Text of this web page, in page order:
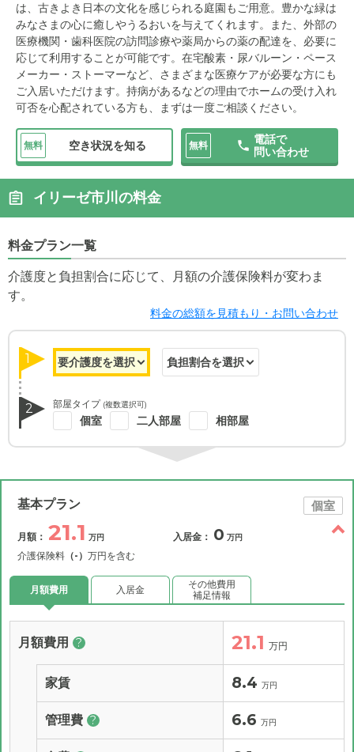
は、古きよき日本の文化を感じられる庭園もご用意。豊かな緑は
みなさまの心に癒しやうるおいを与えてくれます。また、外部の
医療機関・歯科医院の訪問診療や薬局からの薬の配達を、必要に
応じて利用することが可能です。在宅酸素・尿バルーン・ペース
メーカー・ストーマーなど、さまざまな医療ケアが必要な方にも
ご入居いただけます。持病があるなどの理由でホームの受け入れ
可否を心配されている方も、まずは一度ご相談ください。
無料 空き状況を知る 無料
電話で
問い合わせ
イリーゼ市川の料金
料金プラン一覧
介護度と負担割合に応じて、月額の介護保険料が変わま
す。
料金の総額を見積もり・お問い合わせ
1
2 部屋タイプ (複数選択可)
個室 二人部屋 相部屋
基本プラン 個室
月額： 21.1 万円
介護保険料 （-） 万円を含む
入居金： 0 万円
月額費用 入居金
その他費用
補足情報
月額費用 ? 21.1 万円
家賃 8.4 万円
管理費 ? 6.6 万円